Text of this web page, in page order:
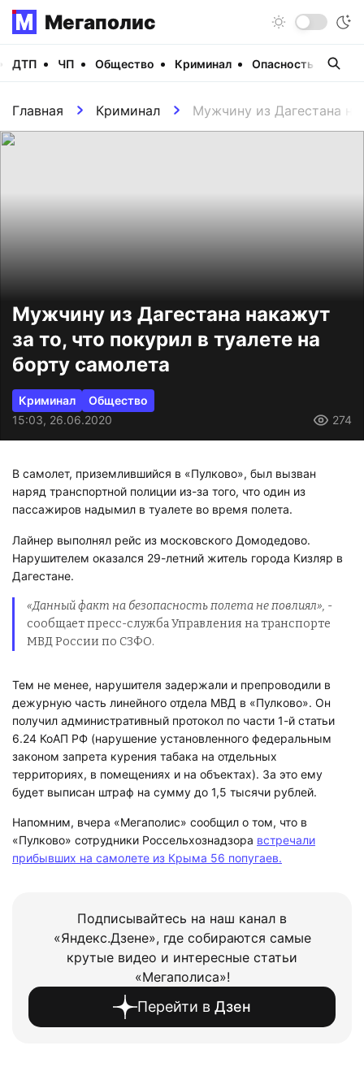
Мегаполис
ДТП ЧП Общество Криминал Опасность
Главная Криминал Мужчину из Дагестана
Мужчину из Дагестана накажут
за то, что покурил в туалете на
борту самолета
Криминал
Общество
15:03, 26.06.2020
274
В самолет, приземлившийся в «Пулково», был вызван
наряд транспортной полиции из-за того, что один из
пассажиров надымил в туалете во время полета.
Лайнер выполнял рейс из московского Домодедово.
Нарушителем оказался 29-летний житель города Кизляр в
Дагестане.
«Данный факт на безопасность полета не повлиял», -
сообщает пресс-служба Управления на транспорте
МВД России по СЗФО.
Тем не менее, нарушителя задержали и препроводили в
дежурную часть линейного отдела МВД в «Пулково». Он
получил административный протокол по части 1-й статьи
6.24 КоАП РФ (нарушение установленного федеральным
законом запрета курения табака на отдельных
территориях, в помещениях и на объектах). За это ему
будет выписан штраф на сумму до 1,5 тысячи рублей.
Напомним, вчера «Мегаполис» сообщил о том, что в
«Пулково» сотрудники Россельхознадзора встречали
прибывших на самолете из Крыма 56 попугаев.
Подписывайтесь на наш канал в
«Яндекс.Дзене», где собираются самые
крутые видео и интересные статьи
«Мегаполиса»!
Перейти в Дзен